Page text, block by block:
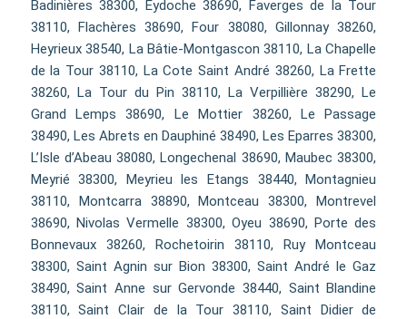
Badinières 38300, Eydoche 38690, Faverges de la Tour
38110, Flachères 38690, Four 38080, Gillonnay 38260,
Heyrieux 38540, La Bâtie-Montgascon 38110, La Chapelle
de la Tour 38110, La Cote Saint André 38260, La Frette
38260, La Tour du Pin 38110, La Verpillière 38290, Le
Grand Lemps 38690, Le Mottier 38260, Le Passage
38490, Les Abrets en Dauphiné 38490, Les Eparres 38300,
L’Isle d’Abeau 38080, Longechenal 38690, Maubec 38300,
Meyrié 38300, Meyrieu les Etangs 38440, Montagnieu
38110, Montcarra 38890, Montceau 38300, Montrevel
38690, Nivolas Vermelle 38300, Oyeu 38690, Porte des
Bonnevaux 38260, Rochetoirin 38110, Ruy Montceau
38300, Saint Agnin sur Bion 38300, Saint André le Gaz
38490, Saint Anne sur Gervonde 38440, Saint Blandine
38110, Saint Clair de la Tour 38110, Saint Didier de